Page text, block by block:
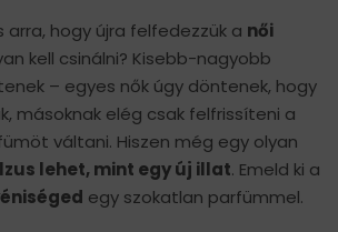
arra, hogy újra felfedezzük a női
kell csinálni? Kisebb-nagyobb
– egyes nők úgy döntenek, hogy
másoknak elég csak felfrissíteni a
váltani. Hiszen még egy olyan
lehet, mint egy új illat. Emeld ki a
egy szokatlan parfümmel.